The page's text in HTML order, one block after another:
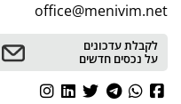
office@menivim.net
לקבלת עדכונים
על נכסים חדשים